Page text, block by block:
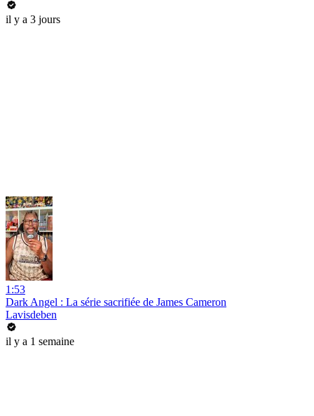
il y a 3 jours
1:53
Dark Angel : La série sacrifiée de James Cameron
Lavisdeben
il y a 1 semaine